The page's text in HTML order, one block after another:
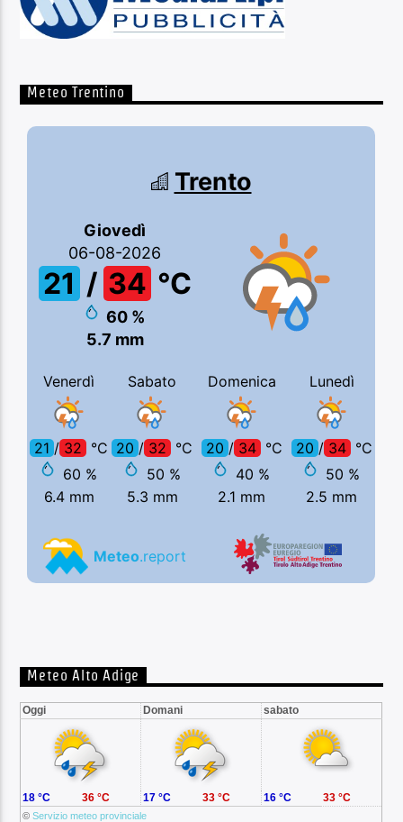
Meteo Trentino
Meteo Alto Adige
Oggi Domani sabato
©Servizio meteo provinciale
18 °C 36 °C 17 °C 33 °C 16 °C 33 °C